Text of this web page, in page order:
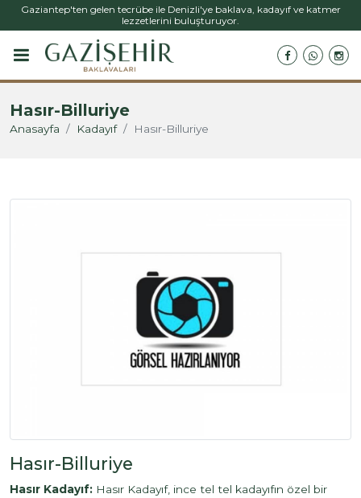
Gaziantep'ten gelen tecrübe ile Denizli'ye baklava, kadayıf ve katmer
lezzetlerini buluşturuyor.
Hasır-Billuriye
Anasayfa Kadayıf Hasır-Billuriye
Hasır-Billuriye
Hasır Kadayıf: Hasır Kadayıf, ince tel tel kadayıfın özel bir